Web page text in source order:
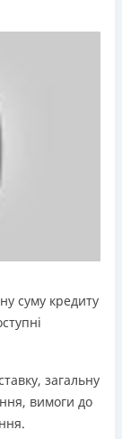
суму кредиту
загальну
вимоги до